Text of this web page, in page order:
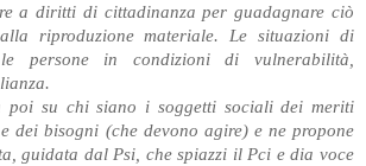
a diritti di cittadinanza per guadagnare ciò
riproduzione materiale. Le situazioni di
persone in condizioni di vulnerabilità,
poi su chi siano i soggetti sociali dei meriti
dei bisogni (che devono agire) e ne propone
guidata dal Psi, che spiazzi il Pci e dia voce